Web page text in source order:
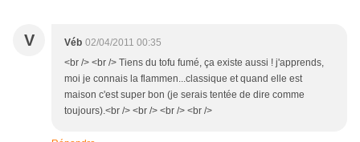
V Véb 02/04/2011 00:35
<br /> <br /> Tiens du tofu fumé, ça existe aussi ! j'apprends,
moi je connais la flammen...classique et quand elle est
maison c'est super bon (je serais tentée de dire comme
toujours).<br /> <br /> <br /> <br />